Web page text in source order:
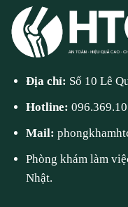
Địa chỉ: Số 10 Lê
Hotline:
Mail:
Phòng khám làm
Nhật.